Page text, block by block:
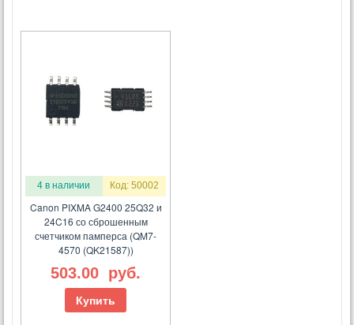
4 в наличии Код: 50002
Canon PIXMA G2400 25Q32 и
24C16 со сброшенным
счетчиком памперса (QM7-
4570 (QK21587))
503.00 руб.
Купить